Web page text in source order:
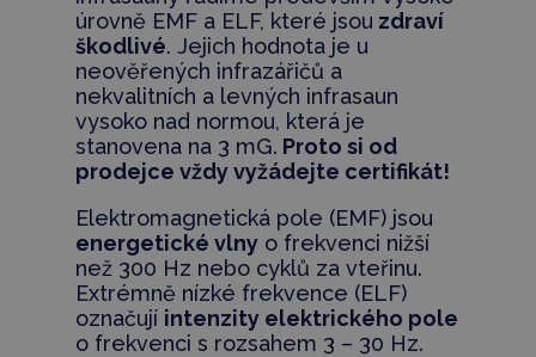
úrovně EMF a ELF, které jsou zdraví
škodlivé. Jejich hodnota je u
neověřených infrazářičů a
nekvalitních a levných infrasaun
vysoko nad normou, která je
stanovena na 3 mG. Proto si od
prodejce vždy vyžádejte certifikát!
Elektromagnetická pole (EMF) jsou
energetické vlnyo frekvenci nižší
než 300 Hz nebo cyklů za vteřinu.
Extrémně nízké frekvence (ELF)
označují intenzity elektrického pole
o frekvenci s rozsahem 3 – 30 Hz.